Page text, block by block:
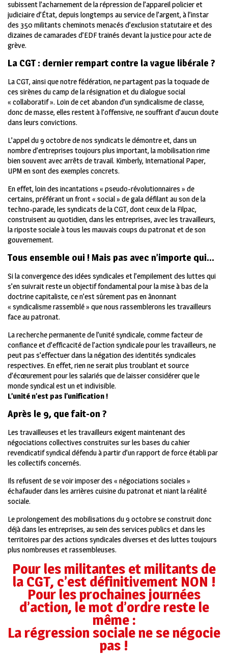
subissent l’acharnement de la répression de l’appareil policier et
judiciaire d’État, depuis longtemps au service de l’argent, à l’instar
des 350 militants cheminots menacés d’exclusion statutaire et des
dizaines de camarades d’EDF trainés devant la justice pour acte de
grève.
La CGT : dernier rempart contre la vague libérale ?
La CGT, ainsi que notre fédération, ne partagent pas la toquade de
ces sirènes du camp de la résignation et du dialogue social
« collaboratif ». Loin de cet abandon d’un syndicalisme de classe,
donc de masse, elles restent à l’offensive, ne souffrant d’aucun doute
dans leurs convictions.
L’appel du 9 octobre de nos syndicats le démontre et, dans un
nombre d’entreprises toujours plus important, la mobilisation rime
bien souvent avec arrêts de travail. Kimberly, International Paper,
UPM en sont des exemples concrets.
En effet, loin des incantations « pseudo-révolutionnaires » de
certains, préférant un front « social » de gala défilant au son de la
techno-parade, les syndicats de la CGT, dont ceux de la Filpac,
construisent au quotidien, dans les entreprises, avec les travailleurs,
la riposte sociale à tous les mauvais coups du patronat et de son
gouvernement.
Tous ensemble oui ! Mais pas avec n’importe qui…
Si la convergence des idées syndicales et l’empilement des luttes qui
s’en suivrait reste un objectif fondamental pour la mise à bas de la
doctrine capitaliste, ce n’est sûrement pas en ânonnant
« syndicalisme rassemblé » que nous rassemblerons les travailleurs
face au patronat.
La recherche permanente de l’unité syndicale, comme facteur de
confiance et d’efficacité de l’action syndicale pour les travailleurs, ne
peut pas s’effectuer dans la négation des identités syndicales
respectives. En effet, rien ne serait plus troublant et source
d’écœurement pour les salariés que de laisser considérer que le
monde syndical est un et indivisible.
L’unité n’est pas l’unification !
Après le 9, que fait-on ?
Les travailleuses et les travailleurs exigent maintenant des
négociations collectives construites sur les bases du cahier
revendicatif syndical défendu à partir d’un rapport de force établi par
les collectifs concernés.
Ils refusent de se voir imposer des « négociations sociales »
échafauder dans les arrières cuisine du patronat et niant la réalité
sociale.
Le prolongement des mobilisations du 9 octobre se construit donc
déjà dans les entreprises, au sein des services publics et dans les
territoires par des actions syndicales diverses et des luttes toujours
plus nombreuses et rassembleuses.
Pour les militantes et militants de
la CGT, c’est définitivement NON !
Pour les prochaines journées
d’action, le mot d’ordre reste le
même :
La régression sociale ne se négocie
pas !